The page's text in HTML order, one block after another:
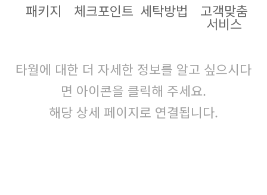
패키지 체크포인트 세탁방법 고객맞춤
서비스
타월에 대한 더 자세한 정보를 알고 싶으시다
면 아이콘을 클릭해 주세요.
해당 상세 페이지로 연결됩니다.